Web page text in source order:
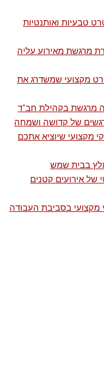
טבעיות ואותנטיות
מרגשת מאירוע עליה
מקצועי שמשדרג את
מרגשת בקהילת חב"ד
של קדושה ושמחה
מקצועי שיוציא אתכם
בבית שמש
של אירועים קטנים
מקצועי בסביבת העבודה